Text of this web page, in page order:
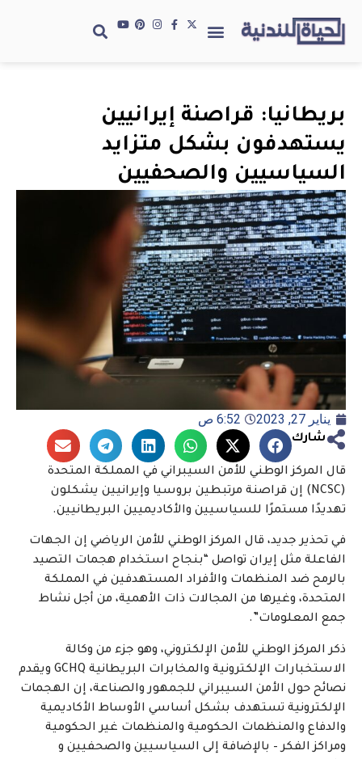
بريطانيا: قراصنة إيرانيين
يستهدفون بشكل متزايد
السياسيين والصحفيين
يناير 27, 2023 6:52 ص
شارك
قال المركز الوطني للأمن السيبراني في المملكة المتحدة
(NCSC) إن قراصنة مرتبطين بروسيا وإيرانيين يشكلون
تهديدًا مستمرًا للسياسيين والأكاديميين البريطانيين.
في تحذير جديد، قال المركز الوطني للأمن الرياضي إن الجهات
الفاعلة مثل إيران تواصل “بنجاح استخدام هجمات التصيد
بالرمح ضد المنظمات والأفراد المستهدفين في المملكة
المتحدة، وغيرها من المجالات ذات الأهمية، من أجل نشاط
جمع المعلومات”.
ذكر المركز الوطني للأمن الإلكتروني، وهو جزء من وكالة
الاستخبارات الإلكترونية والمخابرات البريطانية GCHQ ويقدم
نصائح حول الأمن السيبراني للجمهور والصناعة، إن الهجمات
الإلكترونية تستهدف بشكل أساسي الأوساط الأكاديمية
والدفاع والمنظمات الحكومية والمنظمات غير الحكومية
ومراكز الفكر – بالإضافة إلى السياسيين والصحفيين و